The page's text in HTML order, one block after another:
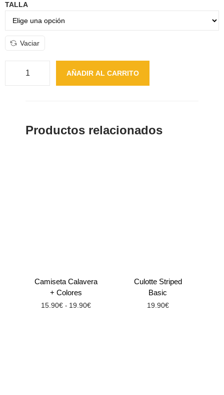
TALLA
Vaciar
AÑADIR AL CARRITO
Productos relacionados
Camiseta Calavera
+ Colores
15.90€ - 19.90€
Culotte Striped
Basic
19.90€